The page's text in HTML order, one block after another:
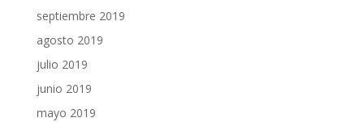
septiembre 2019
agosto 2019
julio 2019
junio 2019
mayo 2019